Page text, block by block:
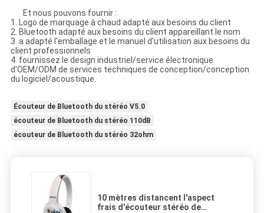
Et nous pouvons fournir :
1. Logo de marquage à chaud adapté aux besoins du client
2. Bluetooth adapté aux besoins du client appareillant le nom
3. a adapté l'emballage et le manuel d'utilisation aux besoins du
client professionnels
4. fournissez le design industriel/service électronique
d'OEM/ODM de services techniques de conception/conception
du logiciel/acoustique.
Écouteur de Bluetooth du stéréo V5.0
écouteur de Bluetooth du stéréo 110dB
écouteur de Bluetooth du stéréo 32ohm
10 mètres distancent l'aspect
frais d'écouteur stéréo de